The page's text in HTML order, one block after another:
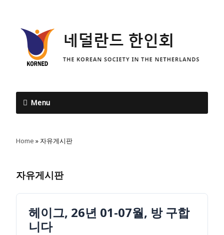
Menu
Home »자유게시판
자유게시판
헤이그, 26년 01-07월, 방 구합
니다